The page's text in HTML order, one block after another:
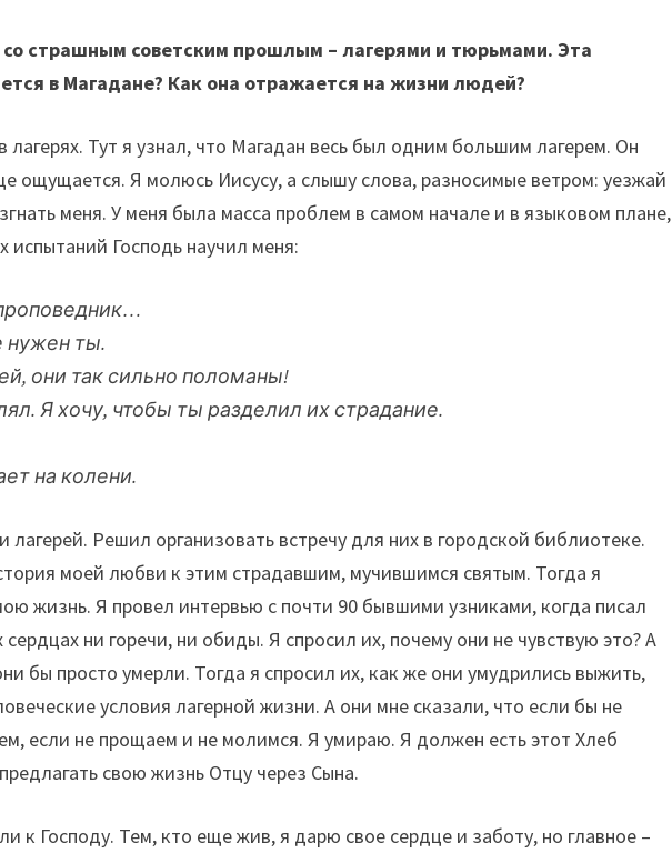
страшным советским прошлым – лагерями и тюрьмами. Эта
в Магадане? Как она отражается на жизни людей?
Тут я узнал, что Магадан весь был одним большим лагерем. Он
ощущается. Я молюсь Иисусу, а слышу слова, разносимые ветром: уезжай
меня. У меня была масса проблем в самом начале и в языковом плане,
испытаний Господь научил меня:
нужен ты.
они так сильно поломаны!
Я хочу, чтобы ты разделил их страдание.
на колени.
Решил организовать встречу для них в городской библиотеке.
моей любви к этим страдавшим, мучившимся святым. Тогда я
жизнь. Я провел интервью с почти 90 бывшими узниками, когда писал
ни горечи, ни обиды. Я спросил их, почему они не чувствую это? А
бы просто умерли. Тогда я спросил их, как же они умудрились выжить,
условия лагерной жизни. А они мне сказали, что если бы не
если не прощаем и не молимся. Я умираю. Я должен есть этот Хлеб
свою жизнь Отцу через Сына.
к Господу. Тем, кто еще жив, я дарю свое сердце и заботу, но главное –